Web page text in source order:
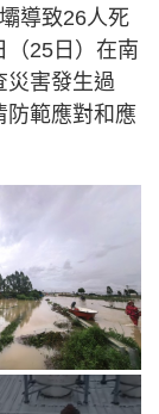
導致26人死
（25日）在南
災害發生過
防範應對和應